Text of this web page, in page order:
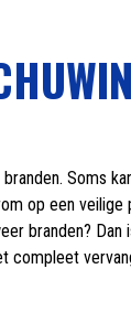
Soms
op een
branden?
compleet